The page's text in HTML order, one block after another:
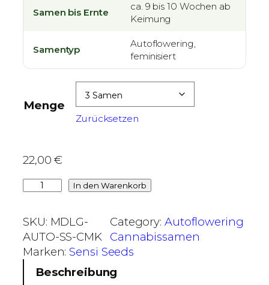
2
,
0
0
s
5
,
0
Samen bis Ernte
ca. 9 bis 10 Wochen ab
Keimung
Samentyp
Autoflowering,
feminisiert
Menge
Zurücksetzen
22,00€
r
a
m
e
In den Warenkorb
SKU: MDLG-
AUTO-SS-CMK
Category: Autoflowering
Cannabissamen
Marken:Sensi Seeds
Beschreibung